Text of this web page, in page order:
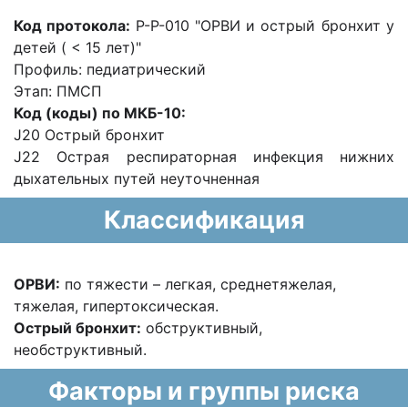
Код протокола: P-P-010 "ОРВИ и острый бронхит у
детей ( < 15 лет)"
Профиль: педиатрический
Этап: ПМСП
Код (коды) по МКБ-10:
J20 Острый бронхит
J22 Острая респираторная инфекция нижних
дыхательных путей неуточненная
Классификация
ОРВИ: по тяжести – легкая, среднетяжелая,
тяжелая, гипертоксическая.
Острый бронхит: обструктивный,
необструктивный.
Факторы и группы риска